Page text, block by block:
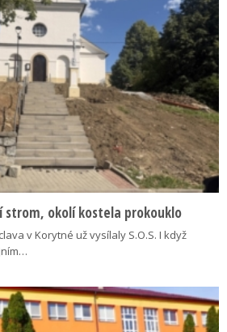
strom, okolí kostela prokouklo
v Korytné už vysílaly S.O.S. I když